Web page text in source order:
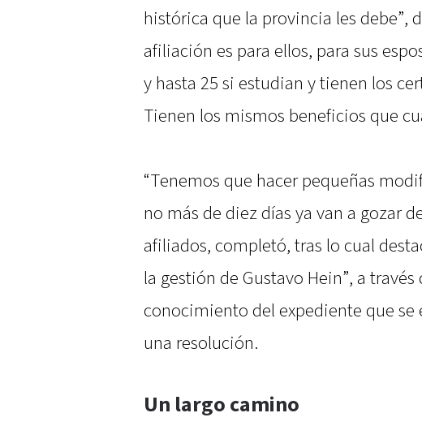
histórica que la provincia les debe”,
afiliación es para ellos, para sus
y hasta 25 si estudian y tienen los
Tienen los mismos beneficios que
“Tenemos que hacer pequeñas
no más de diez días ya van a gozar
afiliados, completó, tras lo cual
la gestión de Gustavo Hein”, a
conocimiento del expediente que se
una resolución.
Un largo camino